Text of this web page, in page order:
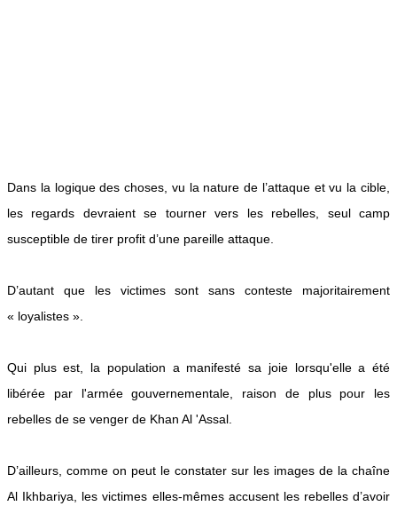
Dans la logique des choses, vu la nature de l’attaque et vu la cible,
les regards devraient se tourner vers les rebelles, seul camp
susceptible de tirer profit d’une pareille attaque.
D’autant que les victimes sont sans conteste majoritairement
« loyalistes ».
Qui plus est, la population a manifesté sa joie lorsqu'elle a été
libérée par l'armée gouvernementale, raison de plus pour les
rebelles de se venger de Khan Al 'Assal.
D’ailleurs, comme on peut le constater sur les images de la chaîne
Al Ikhbariya, les victimes elles-mêmes accusent les rebelles d’avoir